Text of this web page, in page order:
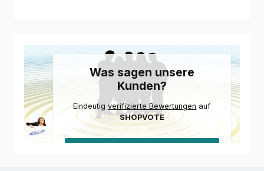
Was sagen unsere
Kunden?
Eindeutigverifizierte Bewertungen auf
SHOPVOTE